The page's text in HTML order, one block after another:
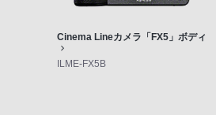
Cinema Lineカメラ「FX5」ボディ
ILME-FX5B